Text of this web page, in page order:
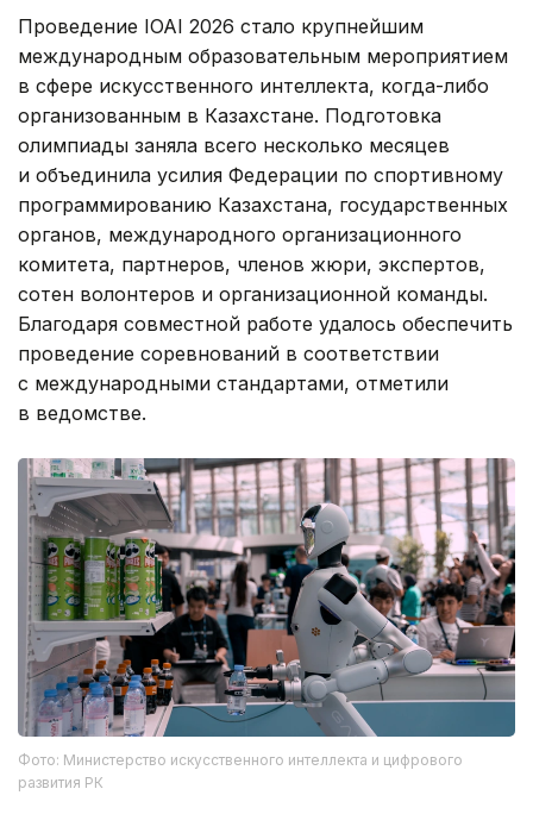
Проведение IOAI 2026 стало крупнейшим
международным образовательным мероприятием
в сфере искусственного интеллекта, когда-либо
организованным в Казахстане. Подготовка
олимпиады заняла всего несколько месяцев
и объединила усилия Федерации по спортивному
программированию Казахстана, государственных
органов, международного организационного
комитета, партнеров, членов жюри, экспертов,
сотен волонтеров и организационной команды.
Благодаря совместной работе удалось обеспечить
проведение соревнований в соответствии
с международными стандартами, отметили
в ведомстве.
Фото: Министерство искусственного интеллекта и цифрового
развития РК